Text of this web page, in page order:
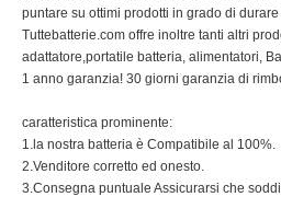
puntare su ottimi prodotti in grado di
Tuttebatterie.com offre inoltre tanti altri
adattatore,portatile batteria, alimentatori,
1 anno garanzia! 30 giorni garanzia di
caratteristica prominente:
1.la nostra batteria è Compatibile al 100%.
2.Venditore corretto ed onesto.
3.Consegna puntuale Assicurarsi che